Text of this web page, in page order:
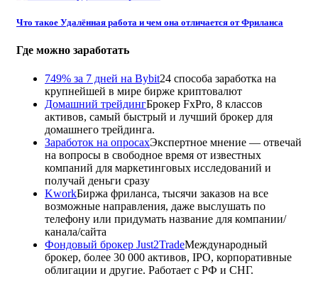
Что такое Удалённая работа и чем она отличается от Фриланса
Где можно заработать
749% за 7 дней на Bybit24 способа заработка на
крупнейшей в мире бирже криптовалют
Домашний трейдингБрокер FxPro, 8 классов
активов, самый быстрый и лучший брокер для
домашнего трейдинга.
Заработок на опросахЭкспертное мнение — отвечай
на вопросы в свободное время от известных
компаний для маркетинговых исследований и
получай деньги сразу
KworkБиржа фриланса, тысячи заказов на все
возможные направления, даже выслушать по
телефону или придумать название для компании/
канала/сайта
Фондовый брокер Just2TradeМеждународный
брокер, более 30 000 активов, IPO, корпоративные
облигации и другие. Работает с РФ и СНГ.